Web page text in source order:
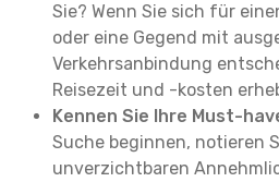
Sie? Wenn Sie sich für
oder eine Gegend mit
Verkehrsanbindung
Reisezeit und -kosten
Kennen Sie Ihre Must-
Suche beginnen, notieren
unverzichtbaren